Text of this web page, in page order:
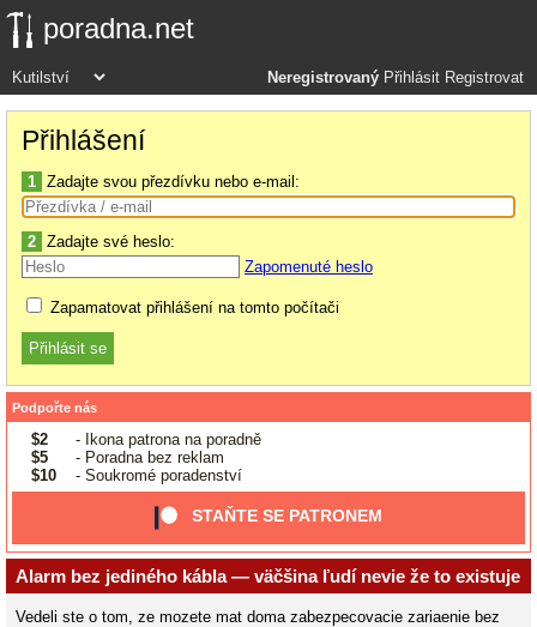
poradna.net
Neregistrovaný Přihlásit Registrovat
Přihlášení
1 Zadajte svou přezdívku nebo e-mail:
2 Zadajte své heslo:
Zapomenuté heslo
Zapamatovat přihlášení na tomto počítači
Podpořte nás
$2
- Ikona patrona na poradně
$5
- Poradna bez reklam
$10
- Soukromé poradenství
STAŇTE SE PATRONEM
Alarm bez jediného kábla — väčšina ľudí nevie že to existuje
Vedeli ste o tom, ze mozete mat doma zabezpecovacie zariaenie bez